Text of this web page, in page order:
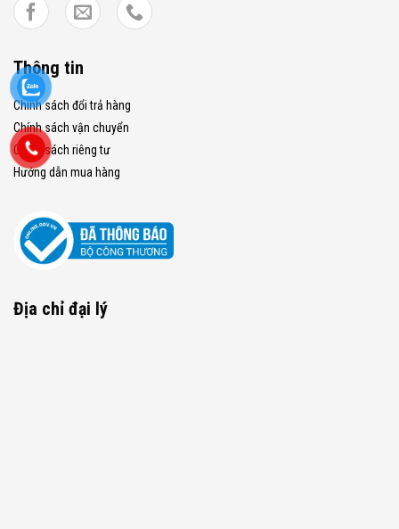
Thông tin
Chính sách đổi trả hàng
Chính sách vận chuyển
Chính sách riêng tư
Hướng dẫn mua hàng
Địa chỉ đại lý